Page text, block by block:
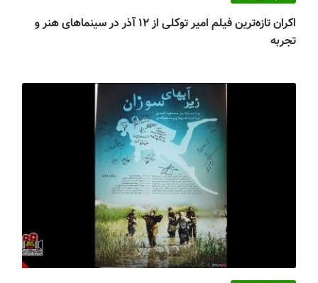
اکران تازه‌ترین فیلم امیر توکلی از ۱۲ آذر در سینماهای هنر و
تجربه